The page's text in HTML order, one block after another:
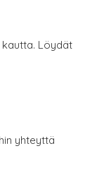
Löydät
yhteyttä